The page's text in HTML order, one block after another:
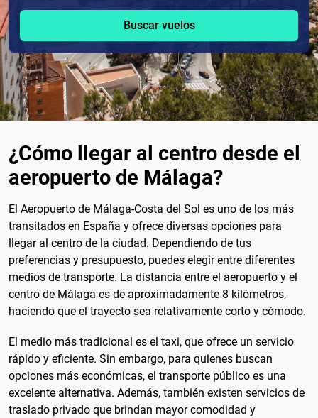
Buscar vuelos
¿Cómo llegar al centro desde el
aeropuerto de Málaga?
El Aeropuerto de Málaga-Costa del Sol es uno de los más
transitados en España y ofrece diversas opciones para
llegar al centro de la ciudad. Dependiendo de tus
preferencias y presupuesto, puedes elegir entre diferentes
medios de transporte. La distancia entre el aeropuerto y el
centro de Málaga es de aproximadamente 8 kilómetros,
haciendo que el trayecto sea relativamente corto y cómodo.
El medio más tradicional es el taxi, que ofrece un servicio
rápido y eficiente. Sin embargo, para quienes buscan
opciones más económicas, el transporte público es una
excelente alternativa. Además, también existen servicios de
traslado privado que brindan mayor comodidad y